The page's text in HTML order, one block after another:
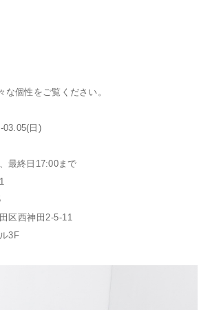
個性をご覧ください。
日)
終日17:00まで
区西神田2-5-11
3F